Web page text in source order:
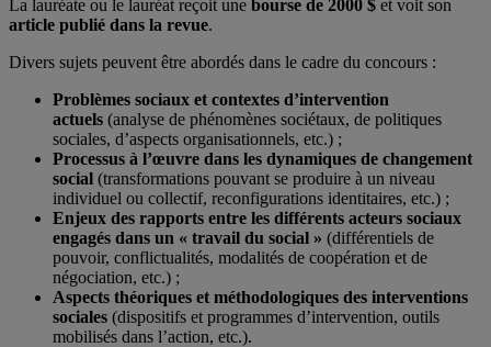
La lauréate ou le lauréat reçoit une bourse de 2000 $ et voit son
article publié dans la revue.
Divers sujets peuvent être abordés dans le cadre du concours :
Problèmes sociaux et contextes d’intervention
actuels (analyse de phénomènes sociétaux, de politiques
sociales, d’aspects organisationnels, etc.) ;
Processus à l’œuvre dans les dynamiques de changement
social (transformations pouvant se produire à un niveau
individuel ou collectif, reconfigurations identitaires, etc.) ;
Enjeux des rapports entre les différents acteurs sociaux
engagés dans un « travail du social » (différentiels de
pouvoir, conflictualités, modalités de coopération et de
négociation, etc.) ;
Aspects théoriques et méthodologiques des interventions
sociales (dispositifs et programmes d’intervention, outils
mobilisés dans l’action, etc.).